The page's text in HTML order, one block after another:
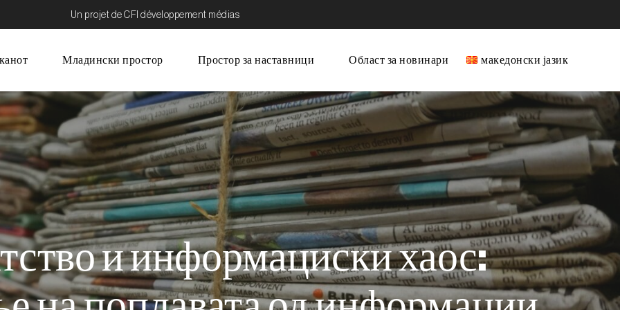
Un projet de CFI développement médias
Младински простор Простор за наставници Област за новинари македонски јазик
Français
English
Bosanski
Shqip
македонски јазик
и информациски хаос: